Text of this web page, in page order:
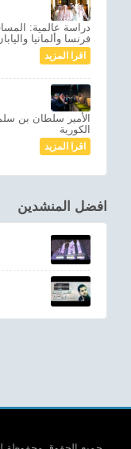
دراسة عالمية:
فرنسا وألمانيا
اقرا المزيد
الأمير سلطان بن
الكورية
اقرا المزيد
افضل المنشدين